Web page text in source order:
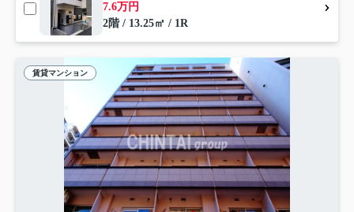
7.6万円
2階 / 13.25㎡ / 1R
賃貸マンション